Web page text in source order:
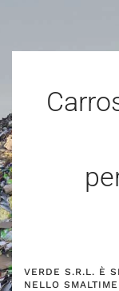
VERDE S.R.L. È
NELLO